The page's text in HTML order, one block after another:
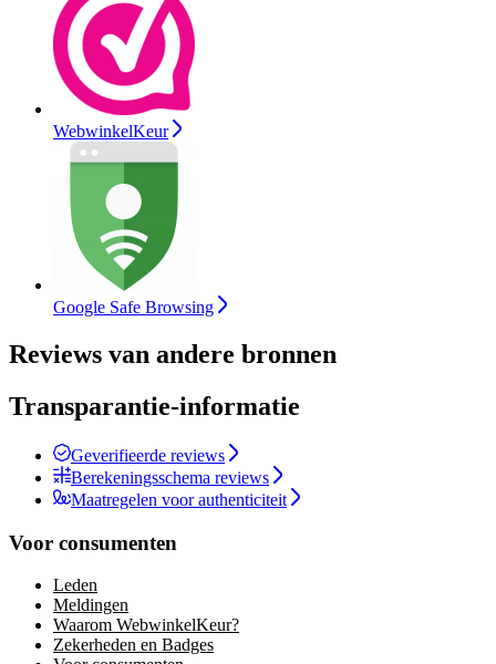
WebwinkelKeur
Google Safe Browsing
Reviews van andere bronnen
Transparantie-informatie
Geverifieerde reviews
Berekeningsschema reviews
Maatregelen voor authenticiteit
Voor consumenten
Leden
Meldingen
Waarom WebwinkelKeur?
Zekerheden en Badges